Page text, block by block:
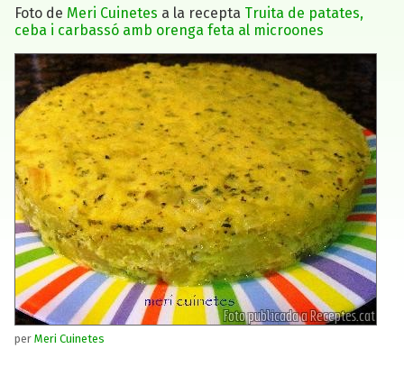
Foto de Meri Cuinetes a la recepta Truita de patates,
ceba i carbassó amb orenga feta al microones
per Meri Cuinetes